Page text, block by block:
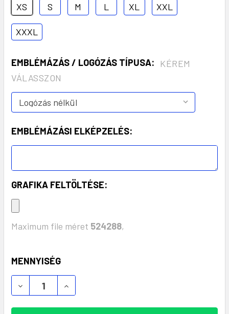
XS
S M L XL XXL
XXXL
EMBLÉMÁZÁS / LOGÓZÁS TÍPUSA:
KÉREM
VÁLASSZON
EMBLÉMÁZÁSI ELKÉPZELÉS:
GRAFIKA FELTÖLTÉSE:
Maximum file méret 524288,
KÉSZLET:
MENNYISÉG